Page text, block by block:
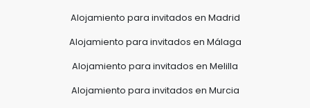
Alojamiento para invitados en Madrid
Alojamiento para invitados en Málaga
Alojamiento para invitados en Melilla
Alojamiento para invitados en Murcia